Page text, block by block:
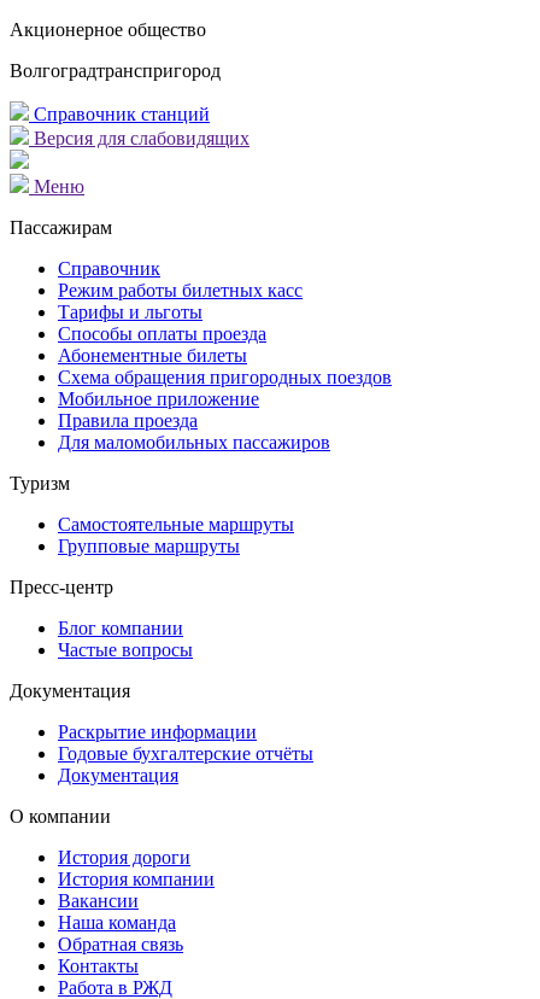
Акционерное общество
Волгоградтранспригород
Справочник станций
Версия для слабовидящих
Меню
Пассажирам
Справочник
Режим работы билетных касс
Тарифы и льготы
Способы оплаты проезда
Абонементные билеты
Схема обращения пригородных поездов
Мобильное приложение
Правила проезда
Для маломобильных пассажиров
Туризм
Самостоятельные маршруты
Групповые маршруты
Пресс-центр
Блог компании
Частые вопросы
Документация
Раскрытие информации
Годовые бухгалтерские отчёты
Документация
О компании
История дороги
История компании
Вакансии
Наша команда
Обратная связь
Контакты
Работа в РЖД